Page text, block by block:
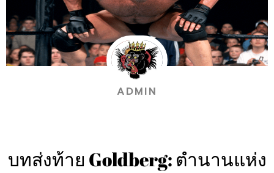
ADMIN
บทส่งท้าย Goldberg: ตำนานแห่ง